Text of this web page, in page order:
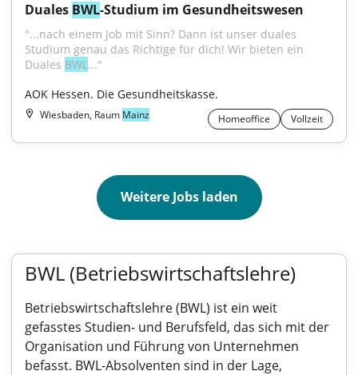
Duales BWL-Studium im Gesundheitswesen
"...nach einem Job mit Sinn? Dann ist unser duales
Studium genau das Richtige für dich! Wir bieten ein
Duales BWL..."
AOK Hessen. Die Gesundheitskasse.
Wiesbaden, Raum Mainz Homeoffice Vollzeit
Weitere Jobs laden
BWL (Betriebswirtschaftslehre)
Betriebswirtschaftslehre (BWL) ist ein weit
gefasstes Studien- und Berufsfeld, das sich mit der
Organisation und Führung von Unternehmen
befasst. BWL-Absolventen sind in der Lage,